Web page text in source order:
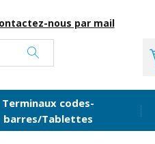
nous par mail
Terminaux codes-
barres/Tablettes